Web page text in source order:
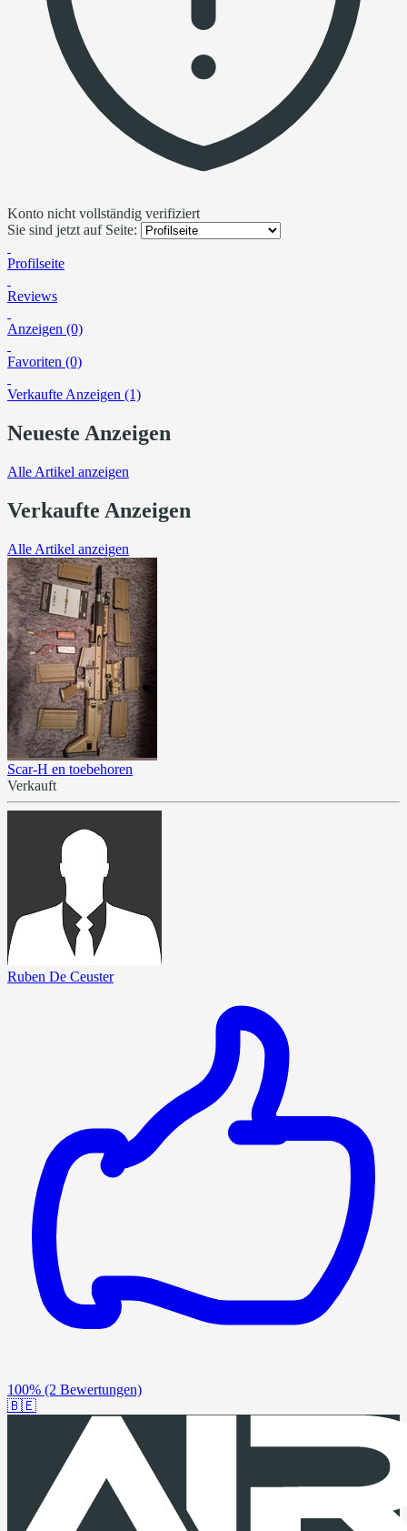
Konto nicht vollständig verifiziert
Sie sind jetzt auf Seite:
Profilseite
Reviews
Anzeigen (0)
Favoriten (0)
Verkaufte Anzeigen (1)
Neueste Anzeigen
Alle Artikel anzeigen
Verkaufte Anzeigen
Alle Artikel anzeigen
Scar-H en toebehoren
Verkauft
Ruben De Ceuster
100% (2 Bewertungen)
🇧🇪